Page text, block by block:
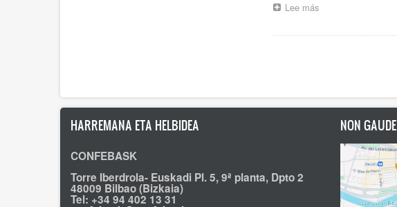
20%
su
Lee mássobre
participa
100
millones
financiado
HARREMANA ETA HELBIDEA
CONFEBASK
Torre Iberdrola- Euskadi Pl. 5, 9ª planta, Dpto 2
48009 Bilbao (Bizkaia)
Tel: +34 94 402 13 31
NON GAUDE